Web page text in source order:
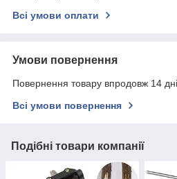
Всі умови оплати
Умови повернення
Повернення товару впродовж 14
Всі умови повернення
Подібні товари компанії